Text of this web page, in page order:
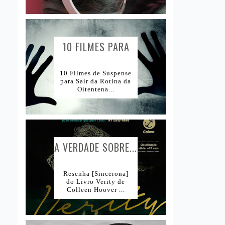
10 FILMES PARA
10 Filmes de Suspense
para Sair da Rotina da
Oitentena...
A VERDADE SOBRE...
Resenha [Sincerona]
do Livro Verity de
Colleen Hoover ...